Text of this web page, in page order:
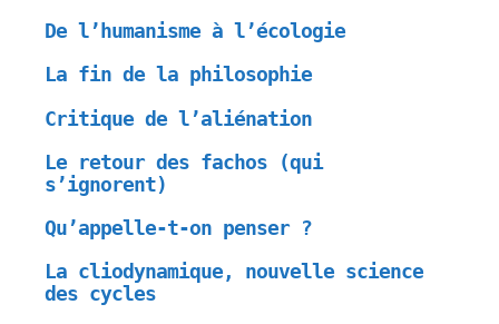
De l’humanisme à l’écologie
La fin de la philosophie
Critique de l’aliénation
Le retour des fachos (qui
s’ignorent)
Qu’appelle-t-on penser ?
La cliodynamique, nouvelle science
des cycles